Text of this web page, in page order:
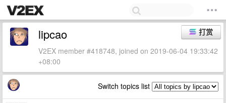
打赏
lipcao
V2EX member #418748, joined on 2019-06-04 19:33:42
+08:00
Switch topics list